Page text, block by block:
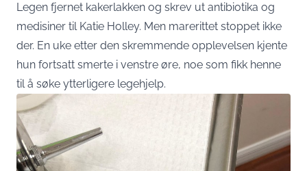
Legen fjernet kakerlakken og skrev ut antibiotika og
medisiner til Katie Holley. Men marerittet stoppet ikke
der. En uke etter den skremmende opplevelsen kjente
hun fortsatt smerte i venstre øre, noe som fikk henne
til å søke ytterligere legehjelp.